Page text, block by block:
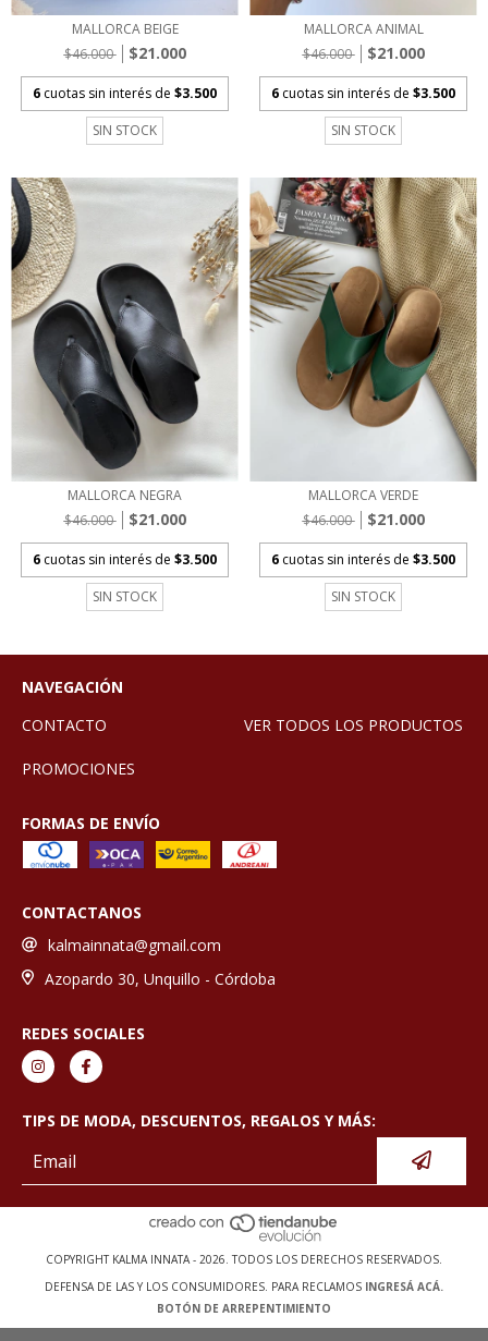
MALLORCA BEIGE
$46.000
$21.000
6 cuotas sin interés de $3.500
SIN STOCK
MALLORCA ANIMAL
$46.000
$21.000
6 cuotas sin interés de $3.500
SIN STOCK
MALLORCA NEGRA
$46.000
$21.000
6 cuotas sin interés de $3.500
SIN STOCK
MALLORCA VERDE
$46.000
$21.000
6 cuotas sin interés de $3.500
SIN STOCK
NAVEGACIÓN
CONTACTO
VER TODOS LOS PRODUCTOS
PROMOCIONES
FORMAS DE ENVÍO
CONTACTANOS
kalmainnata@gmail.com
Azopardo 30, Unquillo - Córdoba
REDES SOCIALES
TIPS DE MODA, DESCUENTOS, REGALOS Y MÁS:
COPYRIGHT KALMA INNATA - 2026. TODOS LOS DERECHOS RESERVADOS.
DEFENSA DE LAS Y LOS CONSUMIDORES. PARA RECLAMOS INGRESÁ ACÁ.
BOTÓN DE ARREPENTIMIENTO